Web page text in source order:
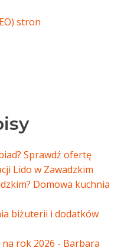
stron
Sprawdź ofertę
Lido w Zawadzkim
Domowa kuchnia
biżuterii i dodatków
rok 2026 - Barbara